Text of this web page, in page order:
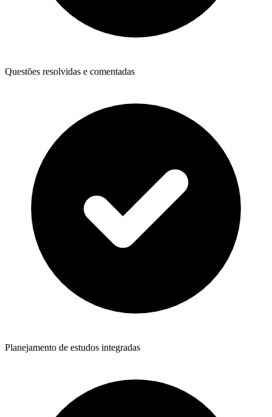
Questões resolvidas e comentadas
Planejamento de estudos integradas